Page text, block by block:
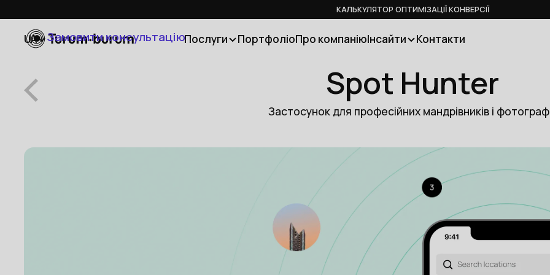
КАЛЬКУЛЯТОР ОПТИМІЗАЦІЇ КОНВЕРСІЇ
Послуги ПортфоліоПро компаніюІнсайти Контакти
UA Замовити консультацію
Spot Hunter
Застосунок для професійних мандрівників і